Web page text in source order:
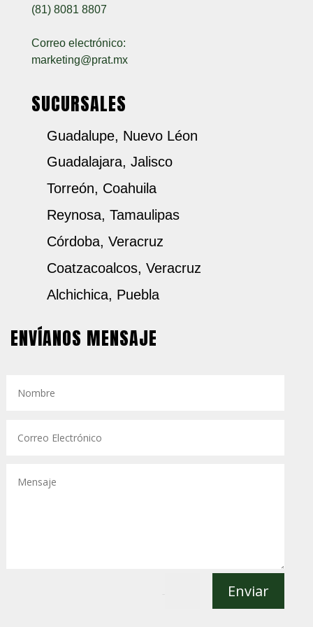
(81) 8081 8807
Correo electrónico:
marketing@prat.mx
SUCURSALES
Guadalupe, Nuevo Léon
Guadalajara, Jalisco
Torreón, Coahuila
Reynosa, Tamaulipas
Córdoba, Veracruz
Coatzacoalcos, Veracruz
Alchichica, Puebla
ENVÍANOS MENSAJE
Enviar